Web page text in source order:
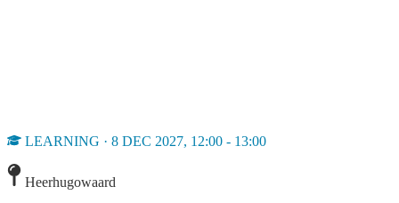
LEARNING · 8 DEC 2027, 12:00 - 13:00
Heerhugowaard